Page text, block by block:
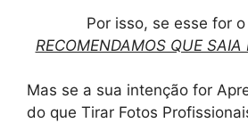
Por isso, se esse for
RECOMENDAMOS QUE SAIA
Mas se a sua intenção for
do que Tirar Fotos